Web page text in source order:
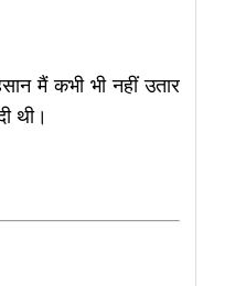
मैं कभी भी नहीं उतार
थी।